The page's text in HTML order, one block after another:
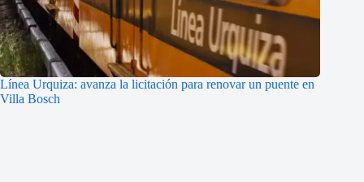
Línea Urquiza: avanza la licitación para renovar un puente en
Villa Bosch